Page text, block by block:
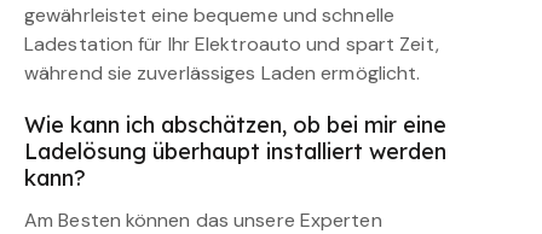
gewährleistet eine bequeme und schnelle
Ladestation für Ihr Elektroauto und spart Zeit,
während sie zuverlässiges Laden ermöglicht.
Wie kann ich abschätzen, ob bei mir eine
Ladelösung überhaupt installiert werden
kann?
Am Besten können das unsere Experten